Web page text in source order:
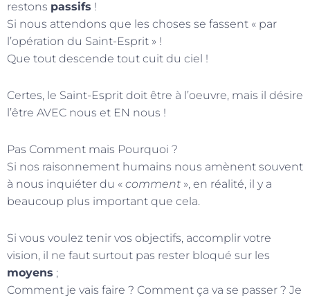
restons passifs !
Si nous attendons que les choses se fassent « par
l’opération du Saint-Esprit » !
Que tout descende tout cuit du ciel !
Certes, le Saint-Esprit doit être à l’oeuvre, mais il désire
l’être AVEC nous et EN nous !
Pas Comment mais Pourquoi ?
Si nos raisonnement humains nous amènent souvent
à nous inquiéter du « comment », en réalité, il y a
beaucoup plus important que cela.
Si vous voulez tenir vos objectifs, accomplir votre
vision, il ne faut surtout pas rester bloqué sur les
moyens ;
Comment je vais faire ? Comment ça va se passer ? Je